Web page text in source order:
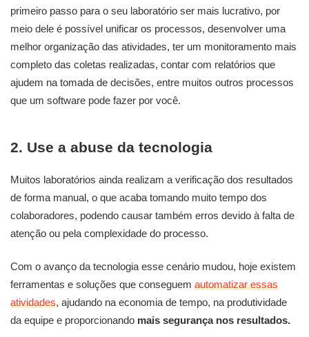
primeiro passo para o seu laboratório ser mais lucrativo, por
meio dele é possível unificar os processos, desenvolver uma
melhor organização das atividades, ter um monitoramento mais
completo das coletas realizadas, contar com relatórios que
ajudem na tomada de decisões, entre muitos outros processos
que um software pode fazer por você.
2. Use a abuse da tecnologia
Muitos laboratórios ainda realizam a verificação dos resultados
de forma manual, o que acaba tomando muito tempo dos
colaboradores, podendo causar também erros devido à falta de
atenção ou pela complexidade do processo.
Com o avanço da tecnologia esse cenário mudou, hoje existem
ferramentas e soluções que conseguem automatizar essas
atividades, ajudando na economia de tempo, na produtividade
da equipe e proporcionando mais segurança nos resultados.